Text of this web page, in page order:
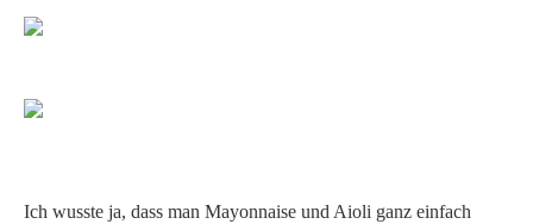
Ich wusste ja, dass man Mayonnaise und Aioli ganz einfach